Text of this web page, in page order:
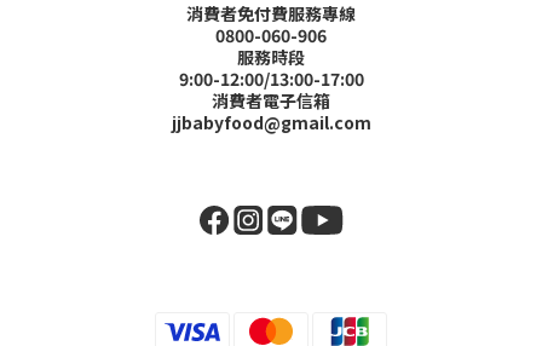
消費者免付費服務專線
0800-060-906
服務時段
9:00-12:00/13:00-17:00
消費者電子信箱
jjbabyfood@gmail.com